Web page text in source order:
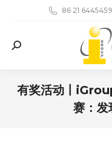
86 21
Search:
有奖活动丨
赛：发